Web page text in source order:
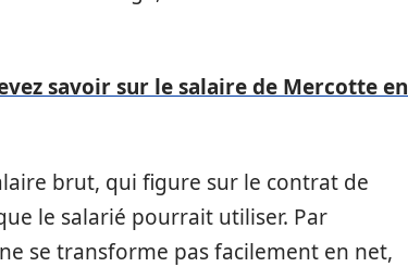
savoir sur le salaire de Mercotte en
brut, qui figure sur le contrat de
le salarié pourrait utiliser. Par
se transforme pas facilement en net,